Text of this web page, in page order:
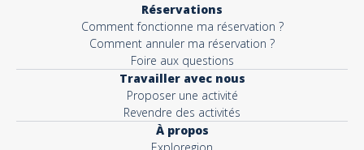
Réservations
Comment fonctionne ma réservation ?
Comment annuler ma réservation ?
Foire aux questions
Travailler avec nous
Proposer une activité
Revendre des activités
À propos
Exploregion